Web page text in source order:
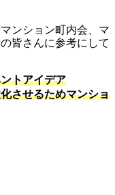
ンション町内会、マ
皆さんに参考にして
トアイデア
させるためマンショ